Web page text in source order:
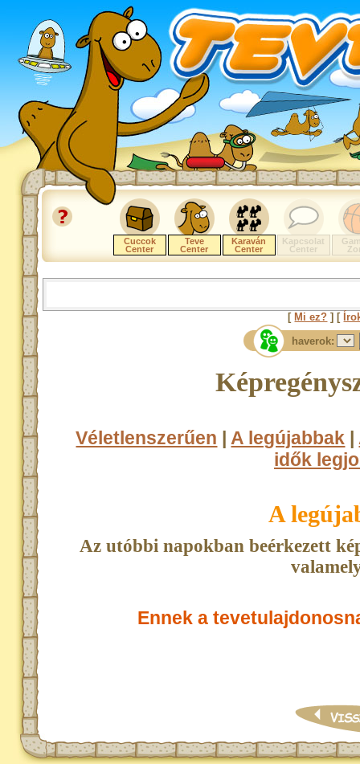
Cuccok
Center
Teve
Center
Karaván
Center
Kapcsolat
Center
[ Mi ez? ] [
haverok:
Véletlenszerűen | A legújabbak |
idők
A
Az utóbbi napokban beérkezett
Ennek a